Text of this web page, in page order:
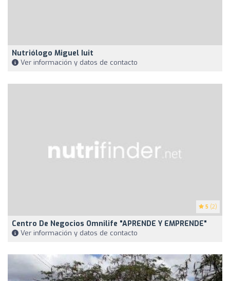
Nutriólogo Miguel Iuit
Ver información y datos de contacto
5 (2)
Centro De Negocios Omnilife "APRENDE Y EMPRENDE"
Ver información y datos de contacto